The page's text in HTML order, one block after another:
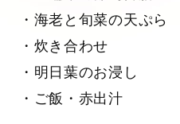
・海老と旬菜の天ぷら
・炊き合わせ
・明日葉のお浸し
・ご飯・赤出汁